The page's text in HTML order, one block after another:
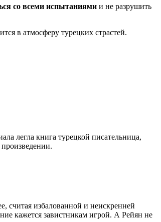
со всеми испытаниями и не разрушить
в атмосферу турецких страстей.
легла книга турецкой писательница,
считая избалованной и неискренней
кажется завистникам игрой. А Рейян не